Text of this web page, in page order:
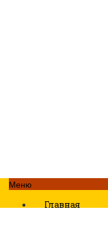
Меню
Главная